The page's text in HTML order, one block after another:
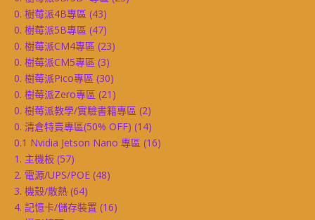
0. 樹莓派4B專區 (43)
0. 樹莓派5B專區 (47)
0. 樹莓派CM4專區 (23)
0. 樹莓派CM5專區 (3)
0. 樹莓派Pico專區 (30)
0. 樹莓派Zero專區 (21)
0. 樹莓派教學/實驗書籍專區 (2)
0. 清倉特賣專區(50% OFF) (14)
0.1 Nvidia Jetson Nano 專區 (16)
1. 主機板 (57)
2. 電源/UPS/POE (48)
3. 機殼/散熱 (64)
4. 記憶卡/儲存裝置 (16)